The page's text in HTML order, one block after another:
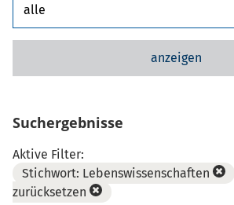
anzeigen
Suchergebnisse
Aktive Filter:
Stichwort: Lebenswissenschaften
zurücksetzen